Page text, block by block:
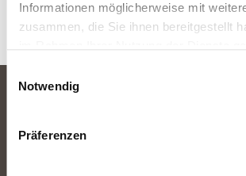
Informationen möglicherweise mit
zusammen, die Sie ihnen bereitgestellt
Notwendig
Präferenzen